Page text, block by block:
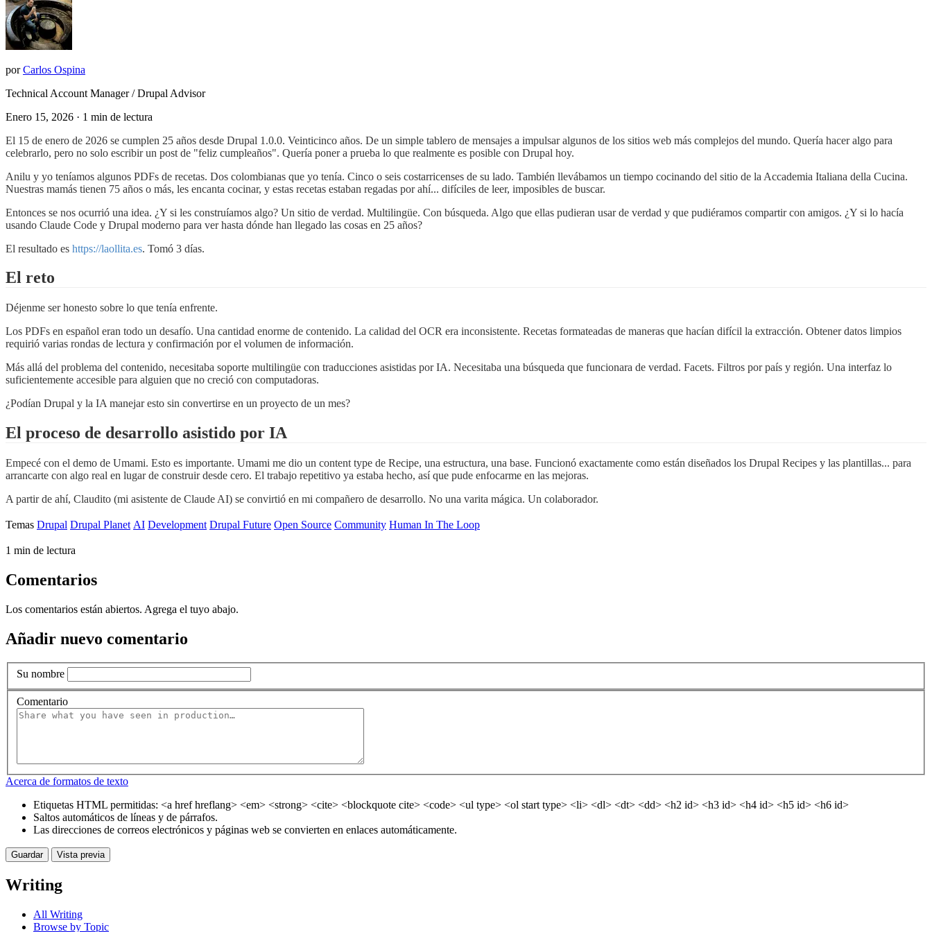
porCarlos Ospina
Technical Account Manager / Drupal Advisor
Enero 15, 2026 · 1 min de lectura
El 15 de enero de 2026 se cumplen 25 años desde Drupal 1.0.0. Veinticinco años. De un simple tablero de mensajes a impulsar algunos de los sitios web más complejos del mundo. Quería hacer algo para
celebrarlo, pero no solo escribir un post de "feliz cumpleaños". Quería poner a prueba lo que realmente es posible con Drupal hoy.
Anilu y yo teníamos algunos PDFs de recetas. Dos colombianas que yo tenía. Cinco o seis costarricenses de su lado. También llevábamos un tiempo cocinando del sitio de la Accademia Italiana della Cucina.
Nuestras mamás tienen 75 años o más, les encanta cocinar, y estas recetas estaban regadas por ahí... difíciles de leer, imposibles de buscar.
Entonces se nos ocurrió una idea. ¿Y si les construíamos algo? Un sitio de verdad. Multilingüe. Con búsqueda. Algo que ellas pudieran usar de verdad y que pudiéramos compartir con amigos. ¿Y si lo hacía
usando Claude Code y Drupal moderno para ver hasta dónde han llegado las cosas en 25 años?
El resultado es https://laollita.es. Tomó 3 días.
El reto
Déjenme ser honesto sobre lo que tenía enfrente.
Los PDFs en español eran todo un desafío. Una cantidad enorme de contenido. La calidad del OCR era inconsistente. Recetas formateadas de maneras que hacían difícil la extracción. Obtener datos limpios
requirió varias rondas de lectura y confirmación por el volumen de información.
Más allá del problema del contenido, necesitaba soporte multilingüe con traducciones asistidas por IA. Necesitaba una búsqueda que funcionara de verdad. Facets. Filtros por país y región. Una interfaz lo
suficientemente accesible para alguien que no creció con computadoras.
¿Podían Drupal y la IA manejar esto sin convertirse en un proyecto de un mes?
El proceso de desarrollo asistido por IA
Empecé con el demo de Umami. Esto es importante. Umami me dio un content type de Recipe, una estructura, una base. Funcionó exactamente como están diseñados los Drupal Recipes y las plantillas... para
arrancarte con algo real en lugar de construir desde cero. El trabajo repetitivo ya estaba hecho, así que pude enfocarme en las mejoras.
A partir de ahí, Claudito (mi asistente de Claude AI) se convirtió en mi compañero de desarrollo. No una varita mágica. Un colaborador.
Temas Drupal Drupal Planet AI Development Drupal Future Open Source Community Human In The Loop
1 min de lectura
Comentarios
Los comentarios están abiertos. Agrega el tuyo abajo.
Añadir nuevo comentario
Su nombre
Comentario
Acerca de formatos de texto
Etiquetas HTML permitidas: <a href hreflang> <em> <strong> <cite> <blockquote cite> <code> <ul type> <ol start type> <li> <dl> <dt> <dd> <h2 id> <h3 id> <h4 id> <h5 id> <h6 id>
Saltos automáticos de líneas y de párrafos.
Las direcciones de correos electrónicos y páginas web se convierten en enlaces automáticamente.
Writing
All Writing
Browse by Topic